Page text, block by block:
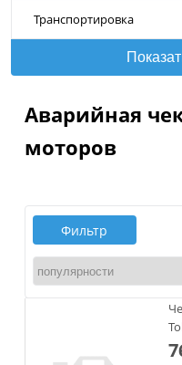
Транспортировка
Аварийная
моторов
Фильтр